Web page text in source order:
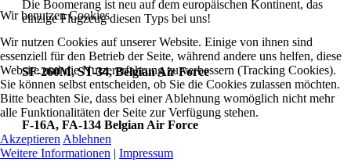
Die Boomerang ist neu auf dem europäischen Kontinent, das
einzige Flugzeug diesen Typs bei uns!
SF-260M, ST-34, Belgian Air Force
F-16A, FA-134 Belgian Air Force
Wir benutzen Cookies
Wir nutzen Cookies auf unserer Website. Einige von ihnen sind
essenziell für den Betrieb der Seite, während andere uns helfen, diese
Website und die Nutzererfahrung zu verbessern (Tracking Cookies).
Sie können selbst entscheiden, ob Sie die Cookies zulassen möchten.
Bitte beachten Sie, dass bei einer Ablehnung womöglich nicht mehr
alle Funktionalitäten der Seite zur Verfügung stehen.
Akzeptieren Ablehnen
Weitere Informationen | Impressum